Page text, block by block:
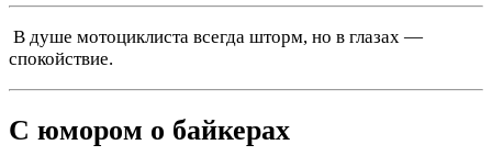
️ В душе мотоциклиста всегда шторм, но в глазах —
спокойствие.
С юмором о байкерах